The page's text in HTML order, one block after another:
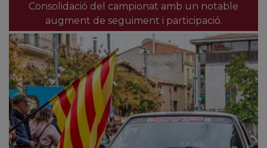
Consolidació del campionat amb un notable
augment de seguiment i participació.